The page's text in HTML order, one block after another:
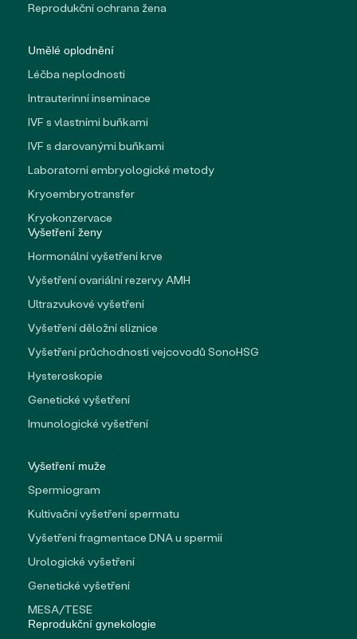
Reprodukční ochrana žena
Umělé oplodnění
Léčba neplodnosti
Intrauterinní inseminace
IVF s vlastními buňkami
IVF s darovanými buňkami
Laboratorní embryologické metody
Kryoembryotransfer
Kryokonzervace
Vyšetření ženy
Hormonální vyšetření krve
Vyšetření ovariální rezervy AMH
Ultrazvukové vyšetření
Vyšetření děložní sliznice
Vyšetření průchodnosti vejcovodů SonoHSG
Hysteroskopie
Genetické vyšetření
Imunologické vyšetření
Vyšetření muže
Spermiogram
Kultivační vyšetření spermatu
Vyšetření fragmentace DNA u spermií
Urologické vyšetření
Genetické vyšetření
MESA/TESE
Reprodukční gynekologie